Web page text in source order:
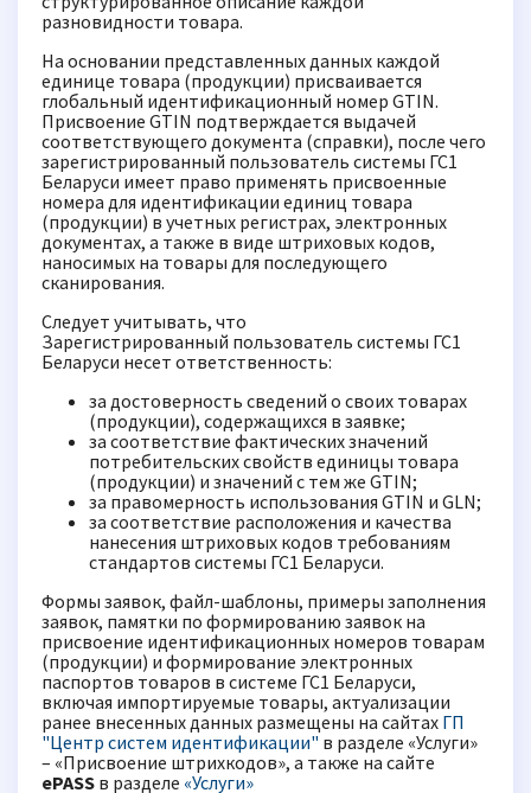
разновидности товара.
На основании представленных данных каждой
единице товара (продукции) присваивается
глобальный идентификационный номер GTIN.
Присвоение GTIN подтверждается выдачей
соответствующего документа (справки), после чего
зарегистрированный пользователь системы ГС1
Беларуси имеет право применять присвоенные
номера для идентификации единиц товара
(продукции) в учетных регистрах, электронных
документах, а также в виде штриховых кодов,
наносимых на товары для последующего
сканирования.
Следует учитывать, что
Зарегистрированный пользователь системы ГС1
Беларуси несет ответственность:
за достоверность сведений о своих товарах
(продукции), содержащихся в заявке;
за соответствие фактических значений
потребительских свойств единицы товара
(продукции) и значений с тем же GTIN;
за правомерность использования GTIN и GLN;
за соответствие расположения и качества
нанесения штриховых кодов требованиям
стандартов системы ГС1 Беларуси.
Формы заявок, файл-шаблоны, примеры заполнения
заявок, памятки по формированию заявок на
присвоение идентификационных номеров товарам
(продукции) и формирование электронных
паспортов товаров в системе ГС1 Беларуси,
включая импортируемые товары, актуализации
ранее внесенных данных размещены на сайтах ГП
"Центр систем идентификации" в разделе «Услуги»
– «Присвоение штрихкодов», а также на сайте
ePASS в разделе «Услуги»